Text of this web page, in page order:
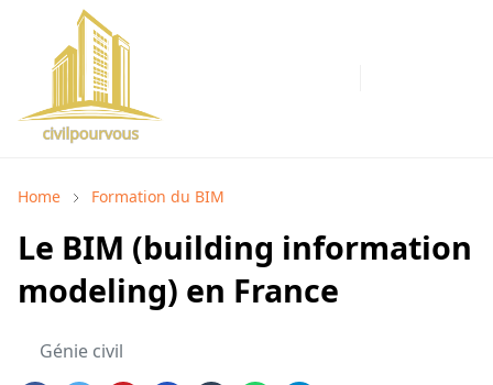
Home Formation du BIM
Le BIM (building information
modeling) en France
Génie civil